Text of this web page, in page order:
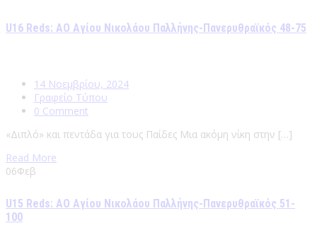
U16 Reds: ΑΟ Αγίου Νικολάου Παλλήνης-Πανερυθραϊκός 48-75
14 Νοεμβρίου, 2024
Γραφείο Τύπου
0 Comment
«Διπλό» και πεντάδα για τους Παίδες Μια ακόμη νίκη στην […]
Read More
06Φεβ
U15 Reds: ΑΟ Αγίου Νικολάου Παλλήνης-Πανερυθραϊκός 51-
100